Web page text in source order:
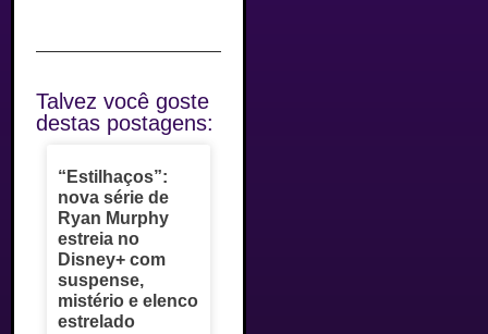
Talvez você goste
destas postagens:
“Estilhaços”:
nova série de
Ryan Murphy
estreia no
Disney+ com
suspense,
mistério e elenco
estrelado